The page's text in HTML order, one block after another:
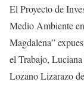
El Proyecto de
Medio Ambiente
Magdalena”
el Trabajo,
Lozano Lizarazo